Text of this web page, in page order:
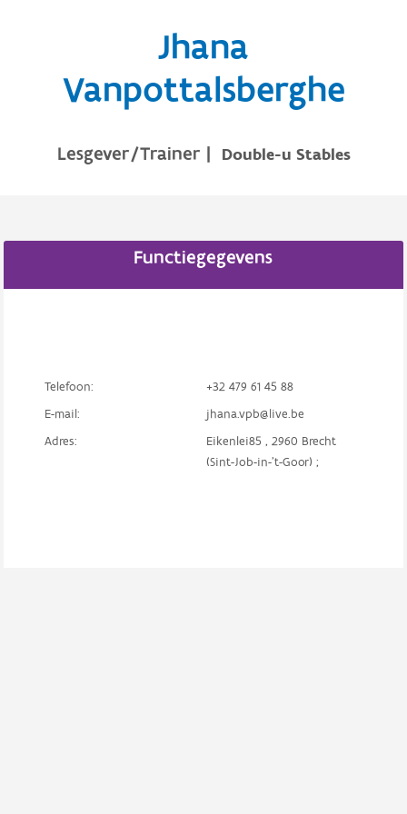
Jhana
Vanpottalsberghe
Lesgever/Trainer | Double-u Stables
Functiegegevens
Telefoon:
+32 479 61 45 88
E-mail:
jhana.vpb@live.be
Adres:
Eikenlei85 , 2960 Brecht
(Sint-Job-in-'t-Goor) ;